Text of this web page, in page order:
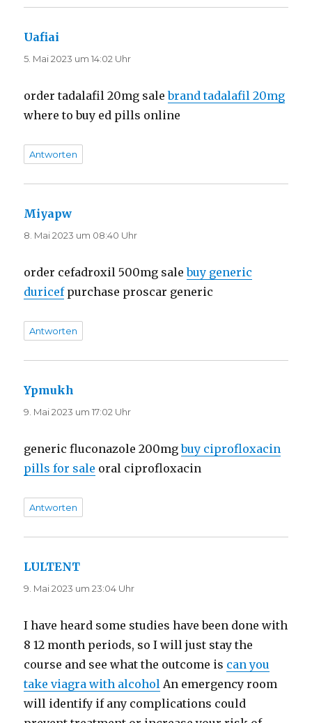
Uafiai
5. Mai 2023 um 14:02 Uhr
order tadalafil 20mg salebrand tadalafil 20mg
where to buy ed pills online
Antworten
Miyapw
8. Mai 2023 um 08:40 Uhr
order cefadroxil 500mg salebuy generic
duricefpurchase proscar generic
Antworten
Ypmukh
9. Mai 2023 um 17:02 Uhr
generic fluconazole 200mgbuy ciprofloxacin
pills for sale oral ciprofloxacin
Antworten
LULTENT
9. Mai 2023 um 23:04 Uhr
I have heard some studies have been done with
8 12 month periods, so I will just stay the
course and see what the outcome is can you
take viagra with alcohol An emergency room
will identify if any complications could